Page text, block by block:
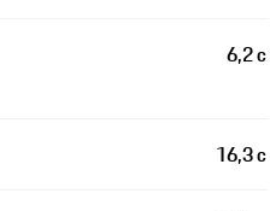
6,2 с
16,3 с